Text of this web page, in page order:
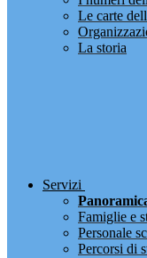
Le carte
La storia
Servizi
Famiglie e
Personale
Percorsi di